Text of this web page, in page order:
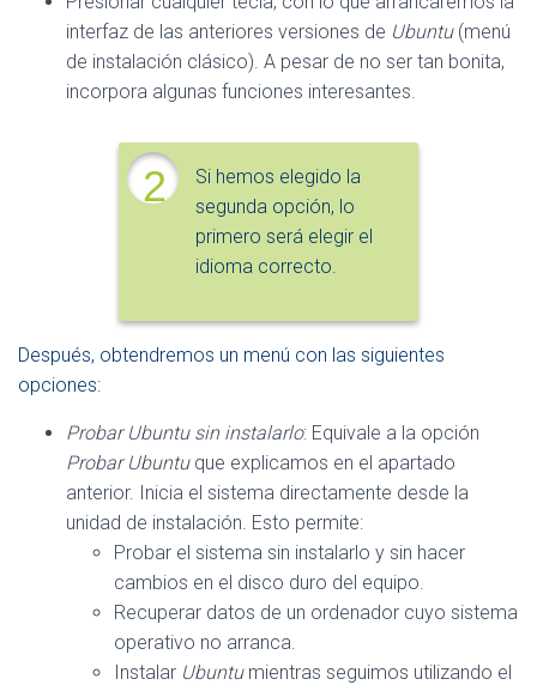
interfaz de las anteriores versiones de Ubuntu(menú
de instalación clásico). A pesar de no ser tan bonita,
incorpora algunas funciones interesantes.
2
Si hemos elegido la
segunda opción, lo
primero será elegir el
idioma correcto.
Después, obtendremos un menú con las siguientes
opciones:
Probar Ubuntu sin instalarlo: Equivale a la opción
Probar Ubuntuque explicamos en el apartado
anterior. Inicia el sistema directamente desde la
unidad de instalación. Esto permite:
Probar el sistema sin instalarlo y sin hacer
cambios en el disco duro del equipo.
Recuperar datos de un ordenador cuyo sistema
operativo no arranca.
Instalar Ubuntumientras seguimos utilizando el